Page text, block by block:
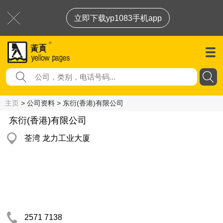
立即下载yp1083手机app
主页 > 公司资料 > 东衍(香港)有限公司
东衍(香港)有限公司
荃湾 龙力工业大厦
2571 7138